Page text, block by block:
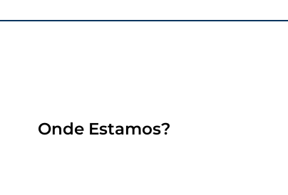
Onde Estamos?